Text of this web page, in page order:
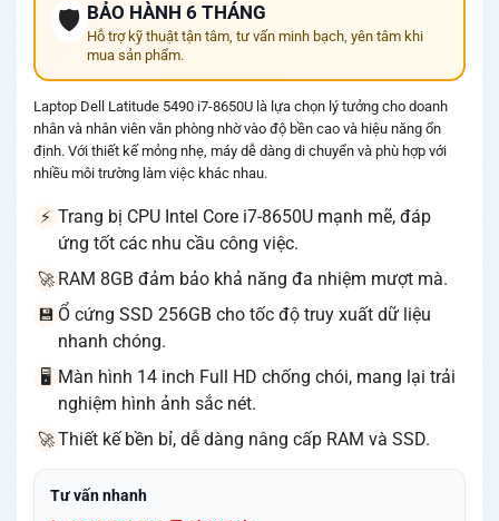
🛡️ BẢO HÀNH 6 THÁNG
Hỗ trợ kỹ thuật tận tâm, tư vấn minh bạch, yên tâm khi
mua sản phẩm.
Laptop Dell Latitude 5490 i7-8650U là lựa chọn lý tưởng cho doanh
nhân và nhân viên văn phòng nhờ vào độ bền cao và hiệu năng ổn
định. Với thiết kế mỏng nhẹ, máy dễ dàng di chuyển và phù hợp với
nhiều môi trường làm việc khác nhau.
⚡ Trang bị CPU Intel Core i7-8650U mạnh mẽ, đáp
ứng tốt các nhu cầu công việc.
🚀 RAM 8GB đảm bảo khả năng đa nhiệm mượt mà.
💾 Ổ cứng SSD 256GB cho tốc độ truy xuất dữ liệu
nhanh chóng.
🖥️ Màn hình 14 inch Full HD chống chói, mang lại trải
nghiệm hình ảnh sắc nét.
🚀Thiết kế bền bỉ, dễ dàng nâng cấp RAM và SSD.
Tư vấn nhanh